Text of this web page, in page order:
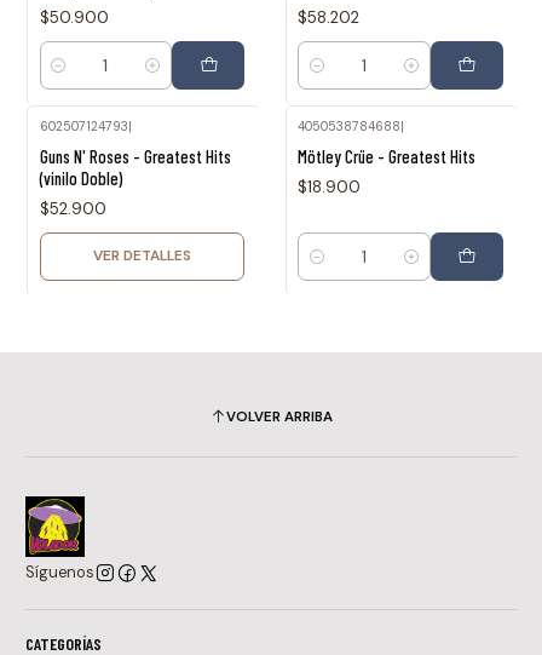
$50.900
Cantidad
$58.202
Cantidad
602507124793|
Guns N' Roses - Greatest Hits
(vinilo Doble)
$52.900
VER DETALLES
4050538784688|
Mötley Crüe - Greatest Hits
$18.900
Cantidad
VOLVER ARRIBA
Síguenos
CATEGORÍAS